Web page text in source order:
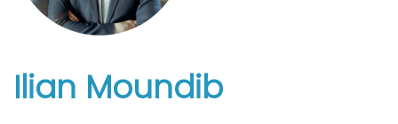
Ilian Moundib